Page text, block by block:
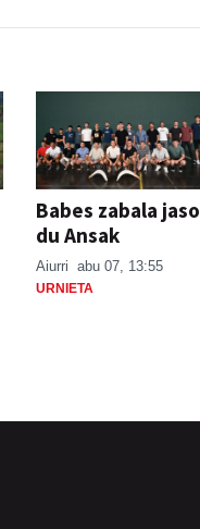
Babes zabala jaso
du Ansak
Aiurri abu 07, 13:55
URNIETA